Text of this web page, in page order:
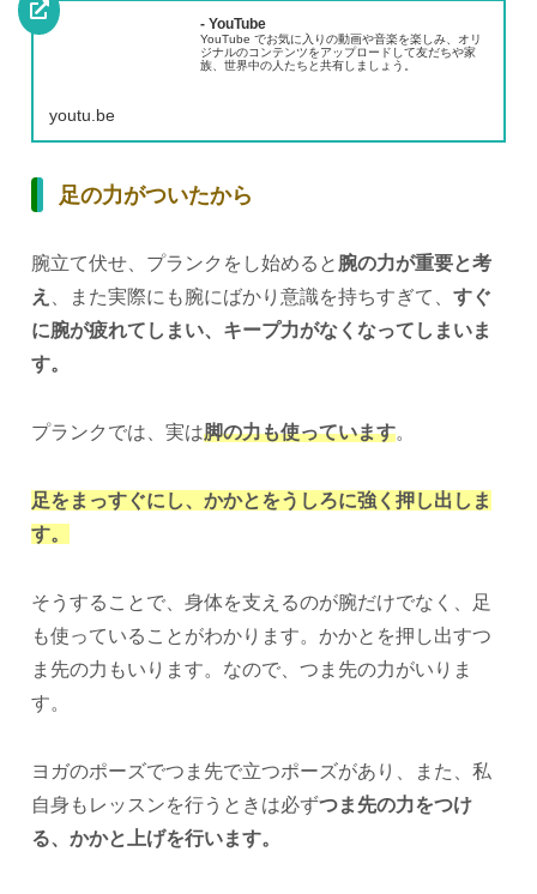
- YouTube
YouTube でお気に入りの動画や音楽を楽しみ、オリ
ジナルのコンテンツをアップロードして友だちや家
族、世界中の人たちと共有しましょう。
youtu.be
足の力がついたから
腕立て伏せ、プランクをし始めると 腕の力が重要と考
え 、また実際にも腕にばかり意識を持ちすぎて、 すぐ
に腕が疲れてしまい、キープ力がなくなってしまいま
す。
プランクでは、実は脚の力も使っています。
足をまっすぐにし、かかとをうしろに強く押し出しま
す。
そうすることで、身体を支えるのが腕だけでなく、足
も使っていることがわかります。かかとを押し出すつ
ま先の力もいります。なので、つま先の力がいりま
す。
ヨガのポーズでつま先で立つポーズがあり、また、私
自身もレッスンを行うときは必ずつま先の力をつけ
る、かかと上げを行います。